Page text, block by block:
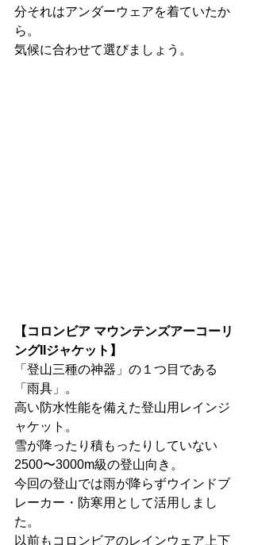
分それはアンダーウェアを着ていたか
ら。
気候に合わせて選びましょう。
【コロンビア マウンテンズアーコーリ
ングIIジャケット】
「登山三種の神器」の１つ目である
「雨具」。
高い防水性能を備えた登山用レインジ
ャケット。
雪が降ったり積もったりしていない
2500〜3000m級の登山向き。
今回の登山では雨が降らずウインドブ
レーカー・防寒用として活用しまし
た。
以前もコロンビアのレインウェア上下